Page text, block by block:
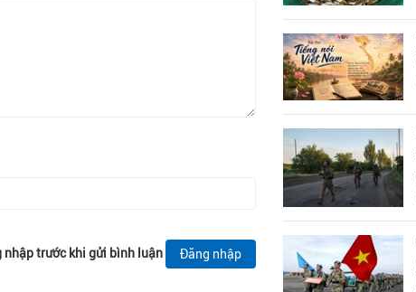
nhập trước khi gửi bình luận Đăng nhập